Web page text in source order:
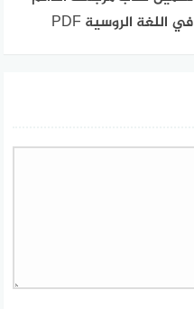
في اللغة الروسية PDF